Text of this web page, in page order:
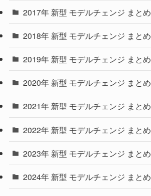
(4)
(30)
(27)
(33)
(10)
(35)
(10)
(9)
(22)
(4)
2017年 新型 モデルチェンジ まとめ
2018年 新型 モデルチェンジ まとめ
2019年 新型 モデルチェンジ まとめ
2020年 新型 モデルチェンジ まとめ
2021年 新型 モデルチェンジ まとめ
2022年 新型 モデルチェンジ まとめ
2023年 新型 モデルチェンジ まとめ
2024年 新型 モデルチェンジ まとめ